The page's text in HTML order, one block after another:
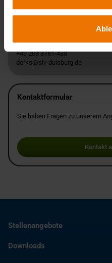
Andre Derks
+49 203 3781-433
derks@slv-duisburg.de
Kontaktformular
Sie haben Fragen zu unserem
Kontakt
Stellenangebote
Downloads